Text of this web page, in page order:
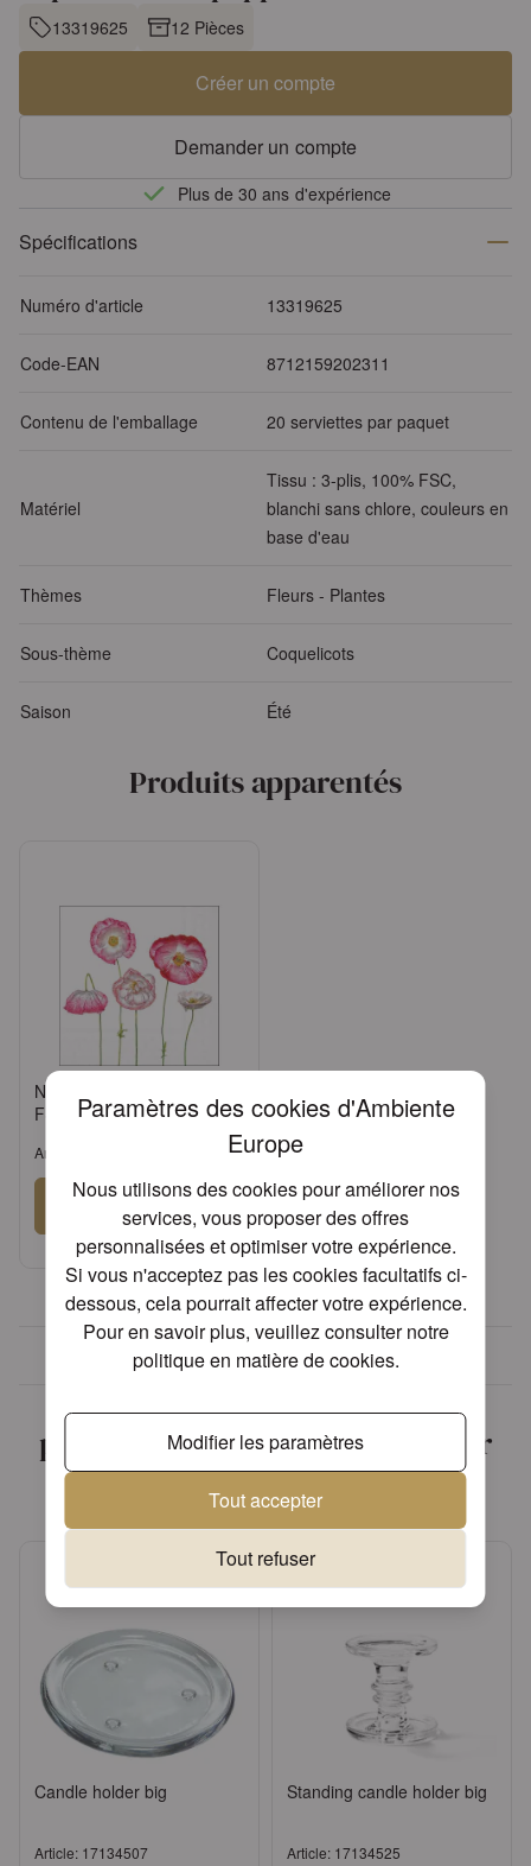
Paramètres des cookies d'Ambiente
Europe
Nous utilisons des cookies pour améliorer nos
services, vous proposer des offres
personnalisées et optimiser votre expérience.
Si vous n'acceptez pas les cookies facultatifs ci-
dessous, cela pourrait affecter votre expérience.
Pour en savoir plus, veuillez consulter notre
politique en matière de cookies.
Modifier les paramètres
Tout accepter
Tout refuser
13319625 12 Pièces
Créer un compte
Demander un compte
Plus de 30 ans d'expérience
Spécifications
Numéro d'article 13319625
Code-EAN 8712159202311
Contenu de l'emballage 20 serviettes par paquet
Matériel
Tissu : 3-plis, 100% FSC,
blanchi sans chlore, couleurs en
base d'eau
Thèmes Fleurs - Plantes
Sous-thème Coquelicots
Saison Été
Produits apparentés
Napkin 25 Pale poppies
FSC Mix
Article: 12519625
Se connecter
Demander un compte
Plus de 30 ans d'expérience
Nous avons trouvé d'autres
produits que vous pourriez aimer
!
Candle holder big
Article: 17134507
Standing candle holder big
Article: 17134525